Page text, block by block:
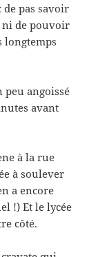
pas savoir
ni de pouvoir
longtemps
angoissé
avant
à la rue
à soulever
a encore
!) Et le lycée
côté.